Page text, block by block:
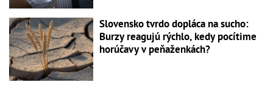
Slovensko tvrdo dopláca na sucho:
Burzy reagujú rýchlo, kedy pocítime
horúčavy v peňaženkách?